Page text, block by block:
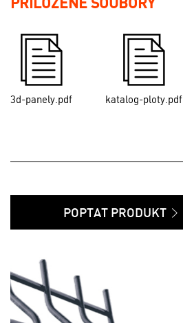
3d-panely.pdf katalog-ploty.pdf
POPTAT PRODUKT